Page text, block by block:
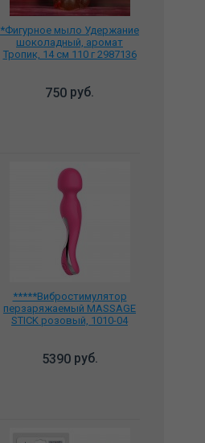
*Фигурное мыло Удержание
шоколадный, аромат
Тропик, 14 см 110 г 2987136
750 руб.
*****Вибростимулятор
перзаряжаемый MASSAGE
STICK розовый, 1010-04
5390руб.